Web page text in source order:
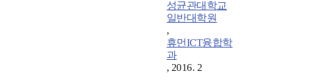
성균관대학교
일반대학원
,
휴먼ICT융합학
과
, 2016. 2